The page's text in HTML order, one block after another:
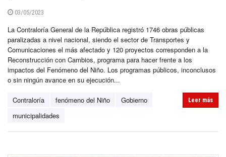
03/05/2023
La Contraloría General de la República registró 1746 obras públicas
paralizadas a nivel nacional, siendo el sector de Transportes y
Comunicaciones el más afectado y 120 proyectos corresponden a la
Reconstrucción con Cambios, programa para hacer frente a los
impactos del Fenómeno del Niño. Los programas públicos, inconclusos
o sin ningún avance en su ejecución...
Contraloría fenómeno del Niño
Gobierno
municipalidades
Leer más